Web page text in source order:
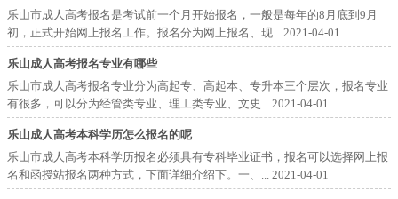
乐山市成人高考报名是考试前一个月开始报名，一般是每年的8月底到9月
初，正式开始网上报名工作。报名分为网上报名、现... 2021-04-01
乐山成人高考报名专业有哪些
乐山市成人高考报名专业分为高起专、高起本、专升本三个层次，报名专业
有很多，可以分为经管类专业、理工类专业、文史... 2021-04-01
乐山成人高考本科学历怎么报名的呢
乐山市成人高考本科学历报名必须具有专科毕业证书，报名可以选择网上报
名和函授站报名两种方式，下面详细介绍下。一、... 2021-04-01